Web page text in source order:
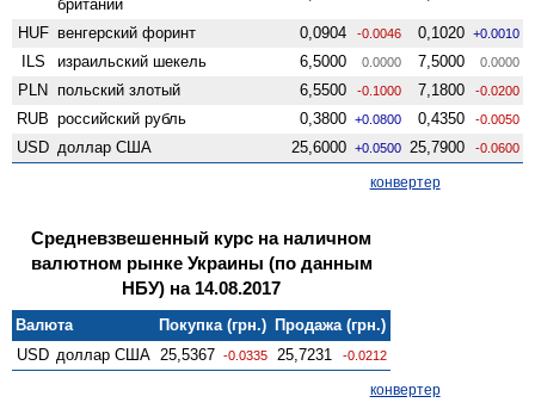
британии
HUF венгерский форинт 0,0904 -0.0046 0,1020 +0.0010
ILS израильский шекель 6,5000 0.0000 7,5000 0.0000
PLN польский злотый 6,5500 -0.1000 7,1800 -0.0200
RUB российский рубль 0,3800 +0.0800 0,4350 -0.0050
USD доллар США 25,6000 +0.0500 25,7900 -0.0600
конвертер
Средневзвешенный курс на наличном
валютном рынке Украины (по данным
НБУ) на 14.08.2017
Валюта Покупка (грн.) Продажа (грн.)
USD доллар США 25,5367 -0.0335 25,7231 -0.0212
конвертер